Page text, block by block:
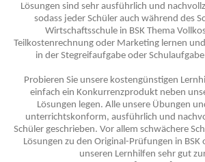
Lösungen sind sehr ausführlich und
sodass jeder Schüler auch während des
Wirtschaftsschule in BSK Thema
Teilkostenrechnung oder Marketing lernen
in der Stegreifaufgabe oder
Probieren Sie unsere kostengünstigen
einfach ein Konkurrenzprodukt neben
Lösungen legen. Alle unsere Übungen
unterrichtskonform, ausführlich und
Schüler geschrieben. Vor allem schwächere
Lösungen zu den Original-Prüfungen in
unseren Lernhilfen sehr gut